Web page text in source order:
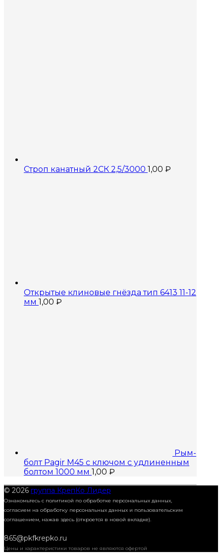
Строп канатный 2СК 2,5/3000 1,00 ₽
Открытые клиновые гнёзда тип 6413 11-12
мм 1,00 ₽
Рым-
болт Pagir M45 с ключом с удлиненным
болтом 1000 мм 1,00 ₽
© 2026 группа КрепКо Лидер
Ознакомьтесь с политикой по обработке персональных данных,
согласием на обработку персональных данных и пользовательским
соглашением, нажав здесь (откроется в новой вкладке).
865@pkfkrepko.ru
Цены и характеристики товаров не являются офертой